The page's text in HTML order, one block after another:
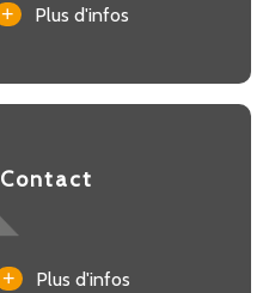
+ Plus d'infos
Contact
+ Plus d'infos